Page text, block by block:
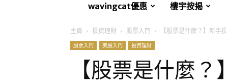
wavingcat優惠
樓宇按揭
主頁 投資理財 股票入門 【股票是什麼？】新
股票入門 美股入門 投資理財
【股票是什麼